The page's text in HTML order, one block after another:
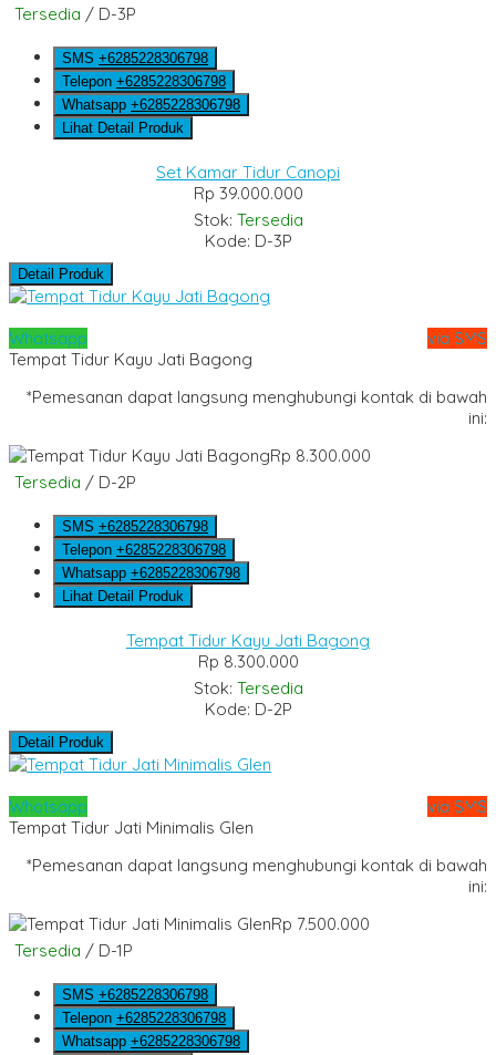
Tersedia / D-3P
SMS +6285228306798
Telepon +6285228306798
Whatsapp +6285228306798
Lihat Detail Produk
Set Kamar Tidur Canopi
Rp 39.000.000
Stok: Tersedia
Kode: D-3P
Detail Produk
Whatsapp
via SMS
Tempat Tidur Kayu Jati Bagong
*Pemesanan dapat langsung menghubungi kontak di bawah
ini:
Rp 8.300.000
Tersedia / D-2P
SMS +6285228306798
Telepon +6285228306798
Whatsapp +6285228306798
Lihat Detail Produk
Tempat Tidur Kayu Jati Bagong
Rp 8.300.000
Stok: Tersedia
Kode: D-2P
Detail Produk
Whatsapp
via SMS
Tempat Tidur Jati Minimalis Glen
*Pemesanan dapat langsung menghubungi kontak di bawah
ini:
Rp 7.500.000
Tersedia / D-1P
SMS +6285228306798
Telepon +6285228306798
Whatsapp +6285228306798